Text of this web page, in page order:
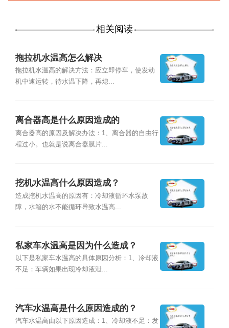
相关阅读
拖拉机水温高怎么解决
拖拉机水温高的解决方法：应立即停车，使发动
机中速运转，待水温下降，再熄...
离合器高是什么原因造成的
离合器高的原因及解决办法：1、离合器的自由行
程过小。也就是说离合器膜片...
挖机水温高什么原因造成？
造成挖机水温高的原因有：冷却液循环水泵故
障，水箱的水不能循环导致水温高...
私家车水温高是因为什么造成？
以下是私家车水温高的具体原因分析：1、冷却液
不足：车辆如果出现冷却液泄...
汽车水温高是什么原因造成的？
汽车水温高由以下原因造成：1、冷却液不足：发